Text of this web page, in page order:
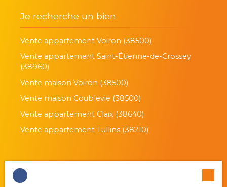
Je recherche un bien
Vente appartement Voiron (38500)
Vente appartement Saint-Étienne-de-Crossey
(38960)
Vente maison Voiron (38500)
Vente maison Coublevie (38500)
Vente appartement Claix (38640)
Vente appartement Tullins (38210)
Je suis propriétaire